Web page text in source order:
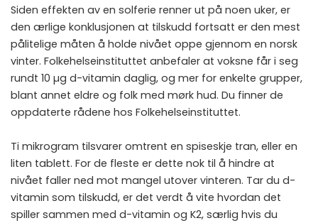
Siden effekten av en solferie renner ut på noen uker, er
den ærlige konklusjonen at tilskudd fortsatt er den mest
pålitelige måten å holde nivået oppe gjennom en norsk
vinter. Folkehelseinstituttet anbefaler at voksne får i seg
rundt 10 µg d-vitamin daglig, og mer for enkelte grupper,
blant annet eldre og folk med mørk hud. Du finner de
oppdaterte rådene hos Folkehelseinstituttet.
Ti mikrogram tilsvarer omtrent en spiseskje tran, eller en
liten tablett. For de fleste er dette nok til å hindre at
nivået faller ned mot mangel utover vinteren. Tar du d-
vitamin som tilskudd, er det verdt å vite hvordan det
spiller sammen med d-vitamin og K2, særlig hvis du